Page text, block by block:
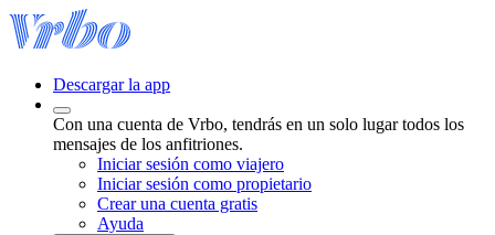
Descargar la app
Con una cuenta de Vrbo, tendrás en un solo lugar todos los
mensajes de los anfitriones.
Iniciar sesión como viajero
Iniciar sesión como propietario
Crear una cuenta gratis
Ayuda